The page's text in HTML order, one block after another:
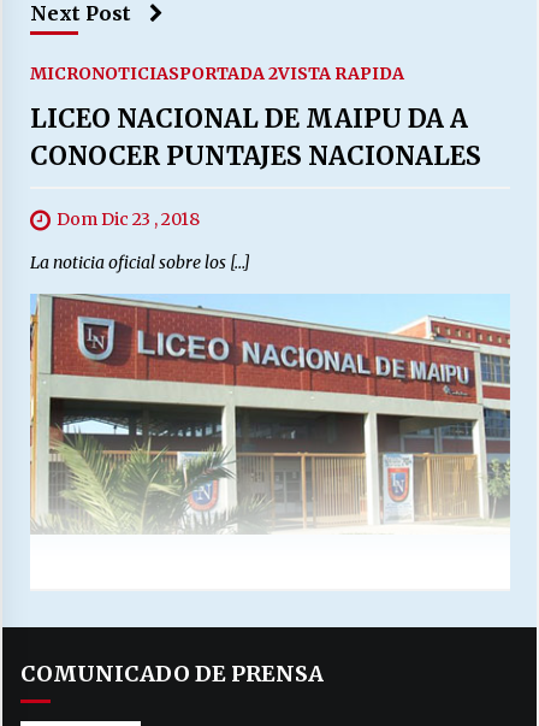
Next Post
MICRONOTICIASPORTADA 2VISTA RAPIDA
LICEO NACIONAL DE MAIPU DA A
CONOCER PUNTAJES NACIONALES
Dom Dic 23 , 2018
La noticia oficial sobre los […]
COMUNICADO DE PRENSA